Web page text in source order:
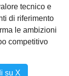
tecnico e
di riferimento
le ambizioni
competitivo
su X